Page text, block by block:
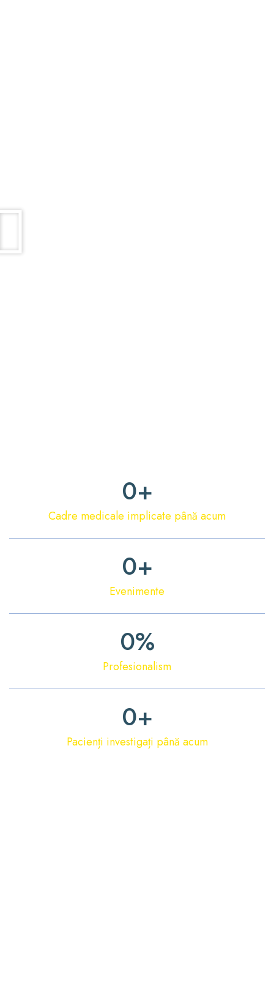
Cadre medicale implicate până acum
0+
Evenimente
0+
Profesionalism
0%
Pacienți investigați până acum
0+